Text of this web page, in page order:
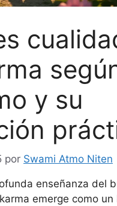
y su
por Swami Atmo Niten
enseñanza del
emerge como un